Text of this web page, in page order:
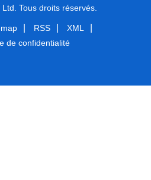
Tous droits réservés.
RSS XML
de confidentialité